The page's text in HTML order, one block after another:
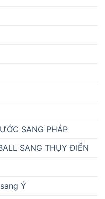
SANG PHÁP
SANG THỤY ĐIỂN
Ý